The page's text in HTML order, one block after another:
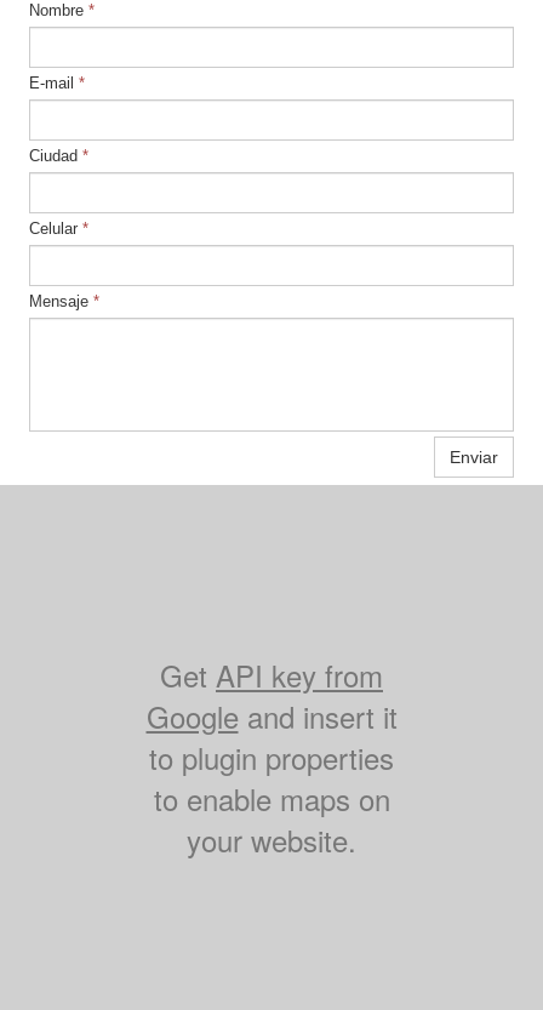
Nombre *
E-mail *
Ciudad *
Celular *
Mensaje *
Enviar
Get API key from
Googleand insert it
to plugin properties
to enable maps on
your website.